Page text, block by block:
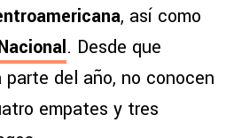
, así como
. Desde que
del año, no conocen
empates y tres